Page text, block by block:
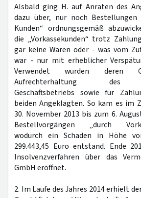
Alsbald ging H. auf Anraten des
dazu über, nur noch Bestellungen
Kunden“ ordnungsgemäß
die „Vorkassekunden“ trotz
gar keine Waren oder - was vom
war - nur mit erheblicher
Verwendet wurden deren
Aufrechterhaltung des
Geschäftsbetriebs sowie für
beiden Angeklagten. So kam es im
30. November 2013 bis zum 6.
Bestellvorgängen „durch
wodurch ein Schaden in Höhe
299.443,45 Euro entstand. Ende
Insolvenzverfahren über das
GmbH eröffnet.
2. Im Laufe des Jahres 2014 erhielt